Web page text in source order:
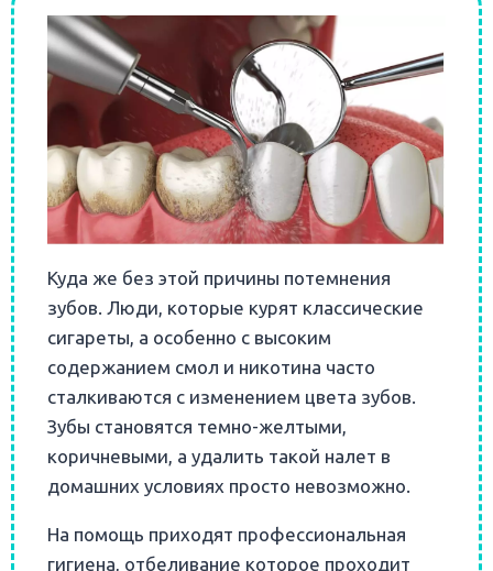
Куда же без этой причины потемнения
зубов. Люди, которые курят классические
сигареты, а особенно с высоким
содержанием смол и никотина часто
сталкиваются с изменением цвета зубов.
Зубы становятся темно-желтыми,
коричневыми, а удалить такой налет в
домашних условиях просто невозможно.
На помощь приходят профессиональная
гигиена, отбеливание которое проходит